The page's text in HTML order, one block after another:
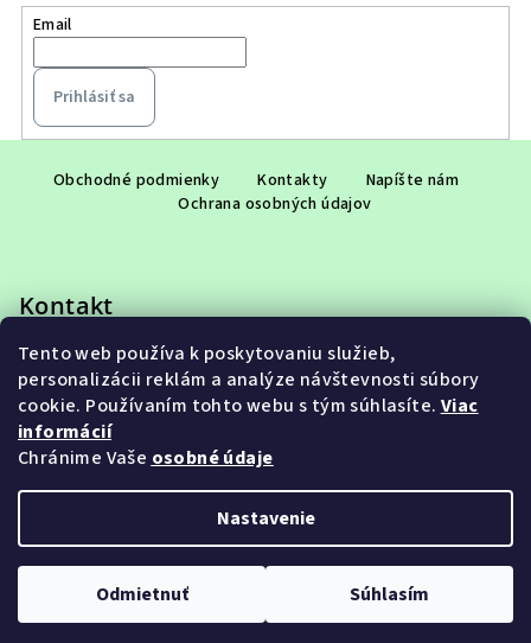
Tento web používa k poskytovaniu služieb,
personalizácii reklám a analýze návštevnosti súbory
cookie. Používaním tohto webu s tým súhlasíte. Viac
informácií
Chránime Vaše osobné údaje
Nastavenie
Odmietnuť Súhlasím
Email
Prihlásiť sa
i
Obchodné podmienky Kontakty
Napíšte nám
Ochrana osobných údajov
Kontakt
eshop@adet.sk
+421 948 953 910
Upraviť nastavenie cookies
Vytvoril Shoptet